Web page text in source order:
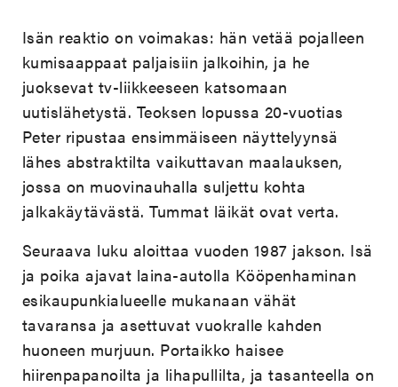
Isän reaktio on voimakas: hän vetää pojalleen
kumisaappaat paljaisiin jalkoihin, ja he
juoksevat tv-liikkeeseen katsomaan
uutislähetystä. Teoksen lopussa 20-vuotias
Peter ripustaa ensimmäiseen näyttelyynsä
lähes abstraktilta vaikuttavan maalauksen,
jossa on muovinauhalla suljettu kohta
jalkakäytävästä. Tummat läikät ovat verta.
Seuraava luku aloittaa vuoden 1987 jakson. Isä
ja poika ajavat laina-autolla Kööpenhaminan
esikaupunkialueelle mukanaan vähät
tavaransa ja asettuvat vuokralle kahden
huoneen murjuun. Portaikko haisee
hiirenpapanoilta ja lihapullilta, ja tasanteella on